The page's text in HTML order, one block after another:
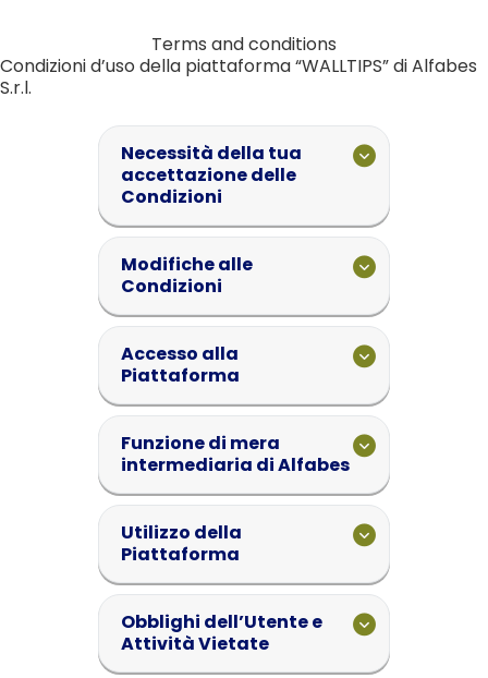
Terms and conditions
Condizioni d’uso della piattaforma “WALLTIPS” di Alfabes
S.r.l.
Necessità della tua
accettazione delle
Condizioni
Modifiche alle
Condizioni
Accesso alla
Piattaforma
Funzione di mera
intermediaria di Alfabes
Utilizzo della
Piattaforma
Obblighi dell’Utente e
Attività Vietate